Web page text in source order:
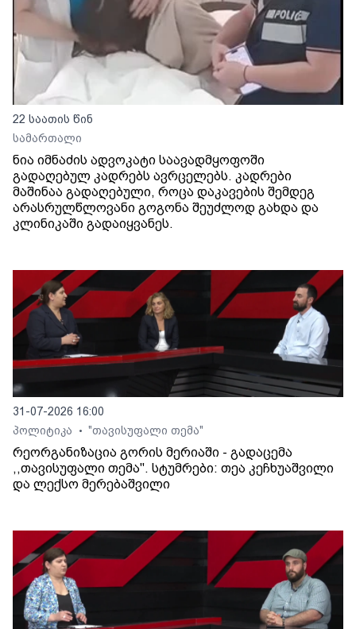
22 საათის წინ
სამართალი
ნია იმნაძის ადვოკატი საავადმყოფოში
გადაღებულ კადრებს ავრცელებს. კადრები
მაშინაა გადაღებული, როცა დაკავების შემდეგ
არასრულწლოვანი გოგონა შეუძლოდ გახდა და
კლინიკაში გადაიყვანეს.
31-07-2026 16:00
პოლიტიკა
• "თავისუფალი თემა"
რეორგანიზაცია გორის მერიაში - გადაცემა
,,თავისუფალი თემა". სტუმრები: თეა კეჩხუაშვილი
და ლექსო მერებაშვილი